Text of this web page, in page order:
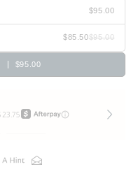
$95.00